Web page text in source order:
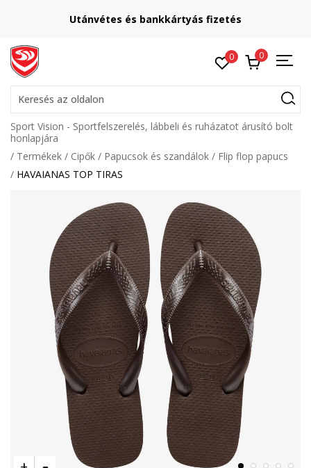
Utánvétes és bankkártyás fizetés
0 0
Keresés az oldalon
Sport Vision - Sportfelszerelés, lábbeli és ruházatot árusító bolt
honlapjára
Termékek
Cipők Papucsok és szandálok
Flip flop papucs
HAVAIANAS TOP TIRAS